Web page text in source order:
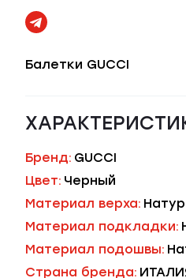
Балетки GUCCI
Бренд: GUCCI
Цвет: Черный
Материал верха:
Материал подкладки:
Материал подошвы:
Страна бренда: